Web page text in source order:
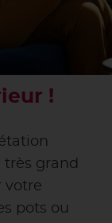
!
très grand
votre
pots ou